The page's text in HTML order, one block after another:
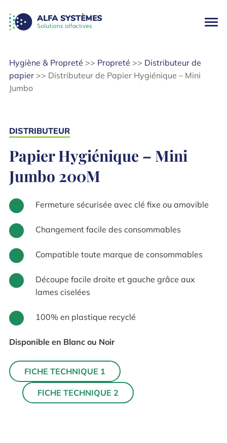
Hygiène & Propreté >> Propreté >> Distributeur de
papier>> Distributeur de Papier Hygiénique – Mini
Jumbo
DISTRIBUTEUR
Papier Hygiénique – Mini
Jumbo 200M
Fermeture sécurisée avec clé fixe ou amovible
Changement facile des consommables
Compatible toute marque de consommables
Découpe facile droite et gauche grâce aux
lames ciselées
100% en plastique recyclé
Disponible en Blanc ou Noir
FICHE TECHNIQUE 1
FICHE TECHNIQUE 2